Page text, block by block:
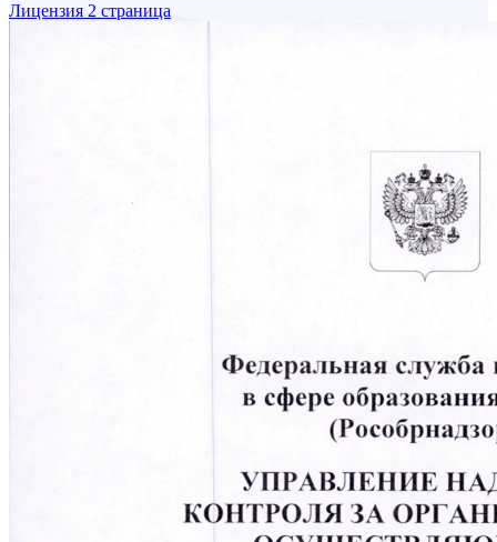
Лицензия 2 страница